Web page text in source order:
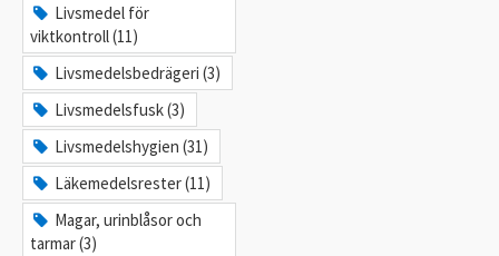
Livsmedel för
viktkontroll (11)
Livsmedelsbedrägeri (3)
Livsmedelsfusk (3)
Livsmedelshygien (31)
Läkemedelsrester (11)
Magar, urinblåsor och
tarmar (3)